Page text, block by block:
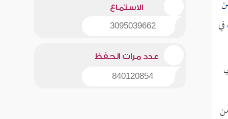
في
الاستماع
3095039662
عدد مرات الحفظ
840120854